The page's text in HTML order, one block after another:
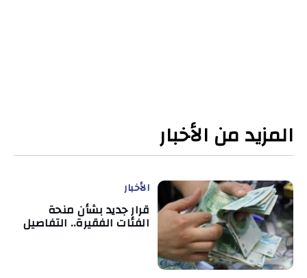
المزيد من الأخبار
الأخبار
قرار جديد بشأن منحة
الفئات الفقيرة.. التفاصيل